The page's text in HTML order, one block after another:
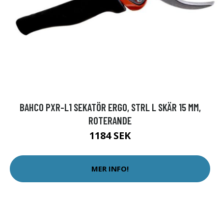
BAHCO PXR-L1 SEKATÖR ERGO, STRL L SKÄR 15 MM,
ROTERANDE
1184 SEK
MER INFO!